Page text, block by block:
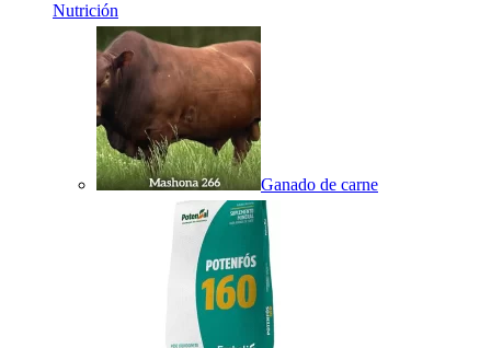
Nutrición
Ganado de carne